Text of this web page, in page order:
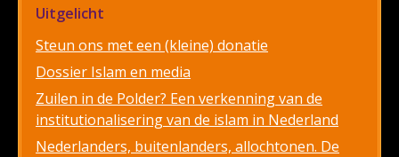
Uitgelicht
Steun ons met een (kleine) donatie
Dossier Islam en media
Zuilen in de Polder? Een verkenning van de
institutionalisering van de islam in Nederland
Nederlanders, buitenlanders, allochtonen. De